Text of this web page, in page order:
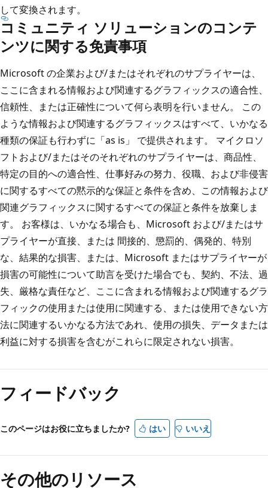
して変換されます。
コミュニティ ソリューションのコンテ
ンツに関する免責事項
Microsoft の企業および/またはそれぞれのサプライヤーは、
ここに含まれる情報および関連するグラフィックスの適合性、
信頼性、または正確性について何ら表明を行いません。 この
ような情報および関連するグラフィックスはすべて、いかなる
種類の保証も行わずに「as is」 で提供されます。 マイクロソ
フトおよび/またはそのそれぞれのサプライヤーは、商品性、
特定の目的への適合性、仕事好みの努力、役職、および非侵害
に関するすべての黙示的な保証と条件を含め、この情報および
関連グラフィックスに関するすべての保証と条件を放棄しま
す。 お客様は、いかなる場合も、Microsoft および/またはサ
プライヤーが直接、または 間接的、懲罰的、偶発的、特別
な、結果的な損害、または、Microsoft またはサプライヤーが
損害の可能性について助言を受けた場合でも、契約、不法、過
失、厳格な責任など、ここに含まれる情報および関連するグラ
フィックの使用または使用に関連する、または使用できない方
法に関連するいかなる方法であれ、使用の損失、データまたは
利益に対する損害を含むがこれらに限定されない損害。
み
取
モ
ド
が
フィードバック
このページはお役に立ちましたか? はい いいえ
その他のリソース